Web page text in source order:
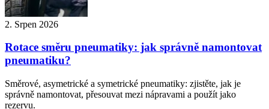
2. Srpen 2026
Rotace směru pneumatiky: jak správně namontovat
pneumatiku?
Směrové, asymetrické a symetrické pneumatiky: zjistěte, jak je
správně namontovat, přesouvat mezi nápravami a použít jako
rezervu.